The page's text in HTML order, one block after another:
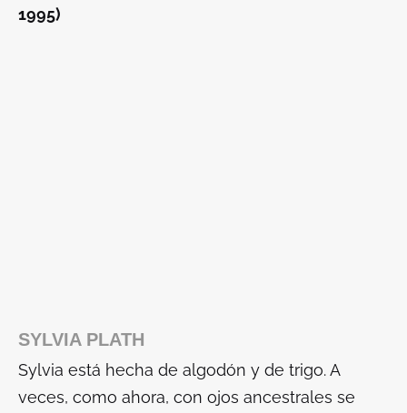
1995)
SYLVIA PLATH
Sylvia está hecha de algodón y de trigo. A
veces, como ahora, con ojos ancestrales se